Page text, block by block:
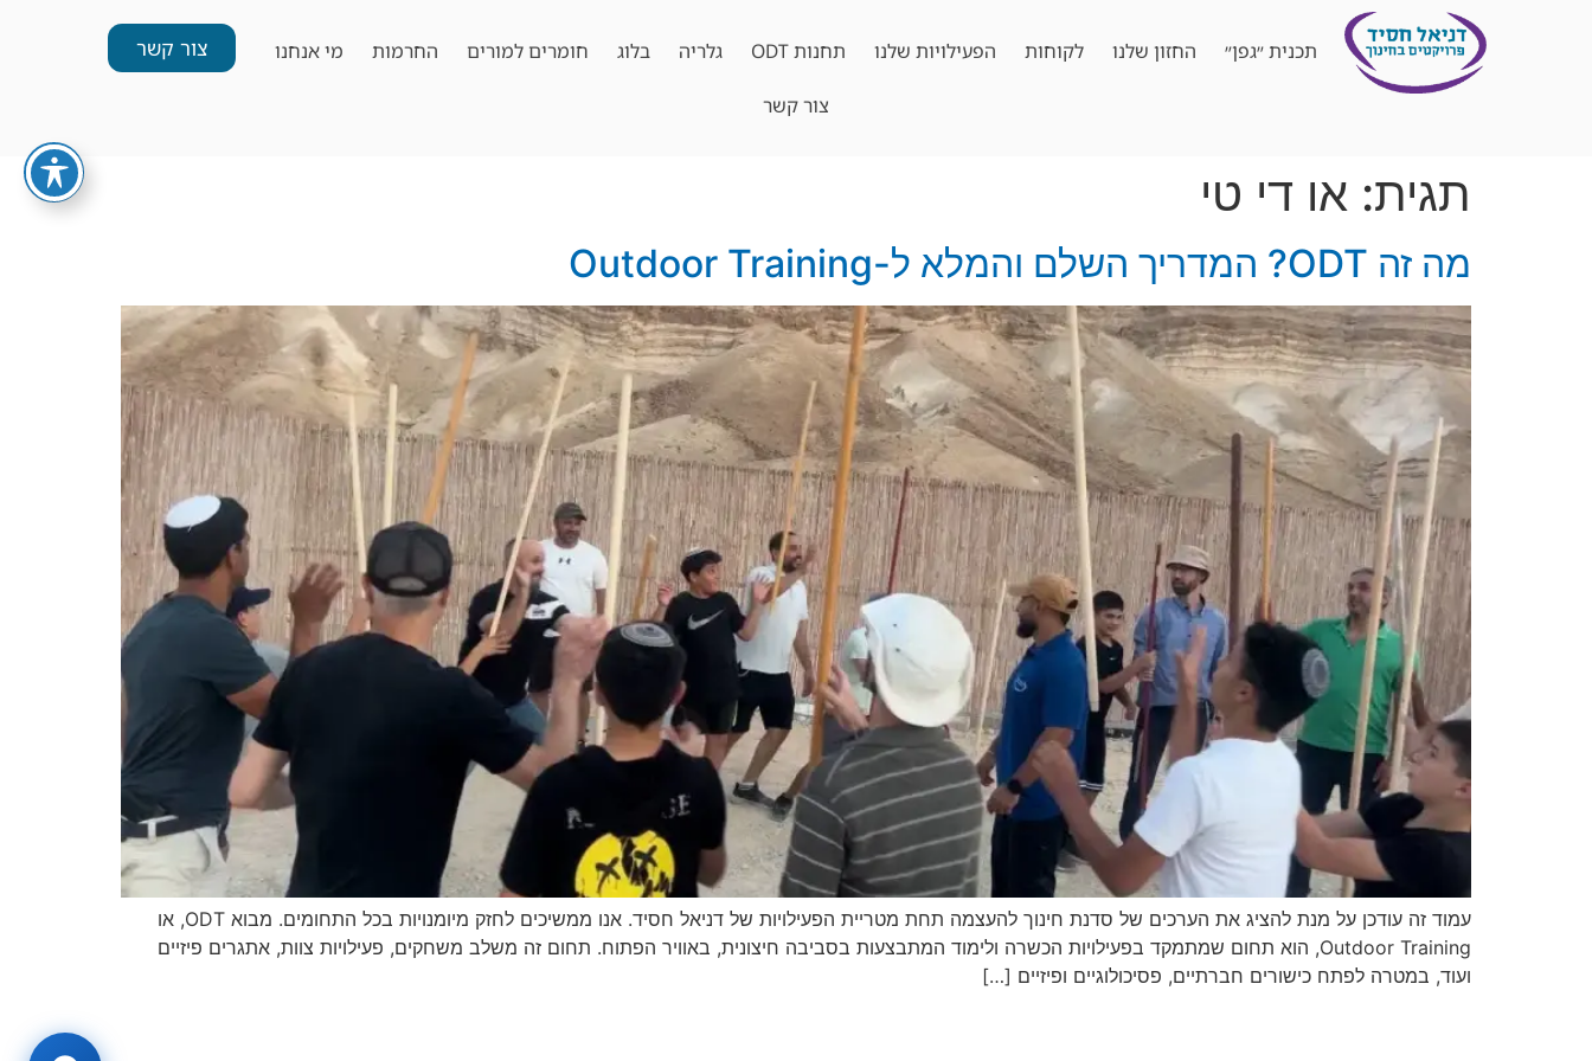
תכנית ״גפן״ החזון שלנו לקוחות הפעילויות שלנו תחנות ODT גלריה בלוג חומרים למורים החרמות מי אנחנו
צור קשר
צור קשר
תגית: או די טי
מה זה ODT? המדריך השלם והמלא ל-Outdoor Training
עמוד זה עודכן על מנת להציג את הערכים של סדנת חינוך להעצמה תחת מטריית הפעילויות של דניאל חסיד. אנו ממשיכים לחזק מיומנויות בכל התחומים. מבוא ODT, או
Outdoor Training, הוא תחום שמתמקד בפעילויות הכשרה ולימוד המתבצעות בסביבה חיצונית, באוויר הפתוח. תחום זה משלב משחקים, פעילויות צוות, אתגרים פיזיים
ועוד, במטרה לפתח כישורים חברתיים, פסיכולוגיים ופיזיים […]